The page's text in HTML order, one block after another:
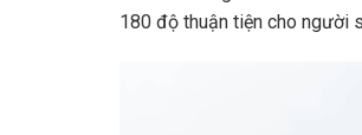
180 độ thuận tiện cho người